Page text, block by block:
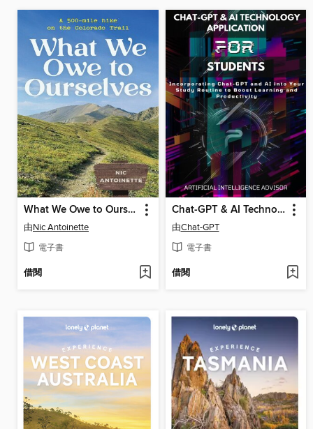
What We Owe to Ourselves
由Nic Antoinette
電子書
借閱
Chat-GPT & AI Technology Application for Students
由Chat-GPT
電子書
借閱